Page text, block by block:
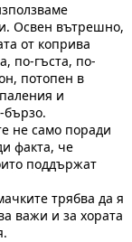
Освен вътрешно,
от коприва
по-гъста, по-
потопен в
и
бързо.
не само поради
факта, че
поддържат
трябва да я
важи и за хората